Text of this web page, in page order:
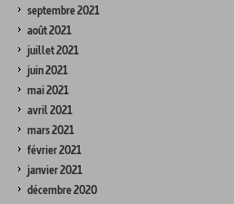
septembre 2021
août 2021
juillet 2021
juin 2021
mai 2021
avril 2021
mars 2021
février 2021
janvier 2021
décembre 2020